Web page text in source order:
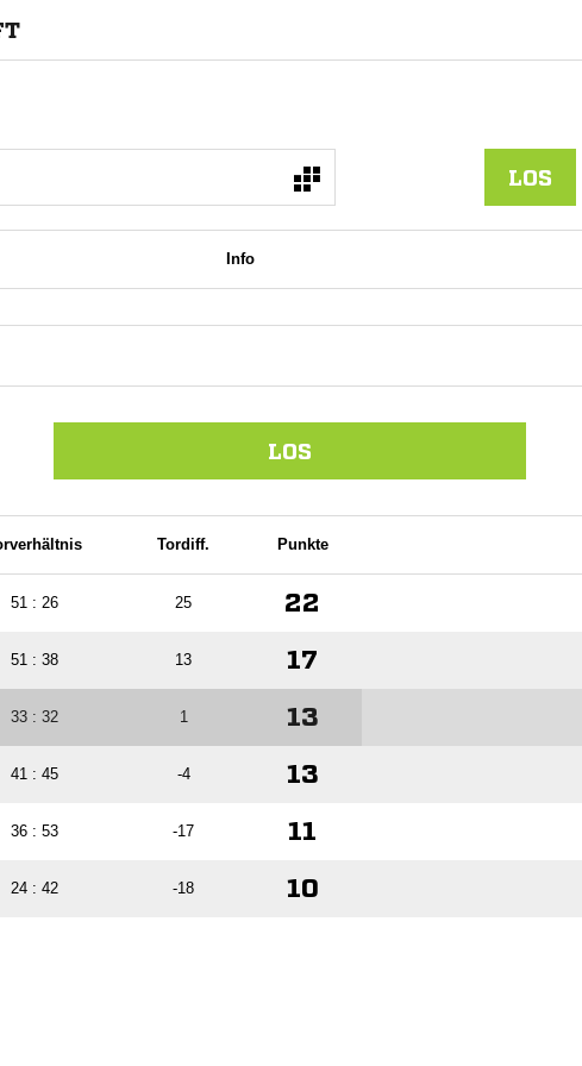
LOS
Info
LOS
Tordiff. Punkte
51 : 26 25 22
51 : 38 13 17
33 : 32 1 13
41 : 45 -4 13
36 : 53 -17 11
24 : 42 -18 10